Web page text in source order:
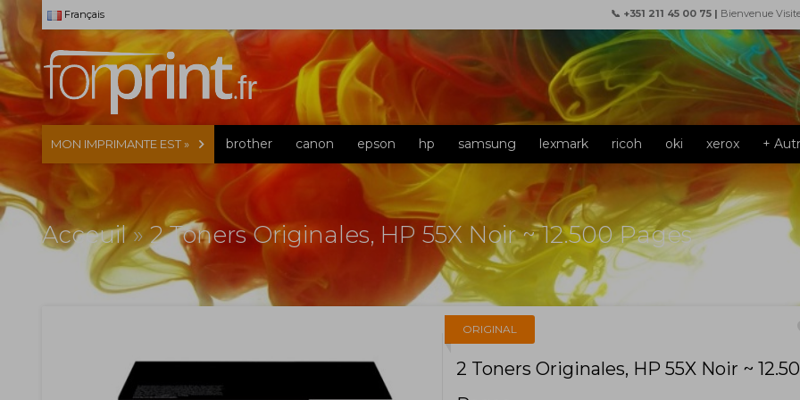
Français 📞 +351 211 45 00 75 | Bienvenue
MON IMPRIMANTE EST » brother canon epson hp samsung lexmark ricoh oki xerox +
Acceuil»2 Toners Originales, HP 55X Noir ~ 12.500 Pages
ORIGINAL
2 Toners Originales, HP 55X Noir ~